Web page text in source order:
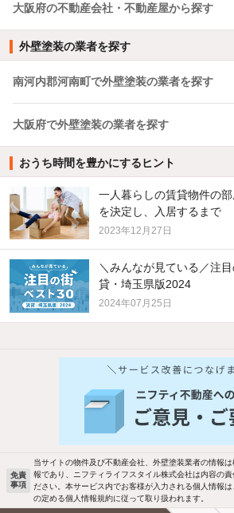
大阪府の不動産会社・不動産屋から探す
外壁塗装の業者を探す
南河内郡河南町で外壁塗装の業者を探す
大阪府で外壁塗装の業者を探す
おうち時間を豊かにするヒント
一人暮らしの賃貸物件の
を決定し、入居するまで
2023年12月27日
＼みんなが見ている／注
貸・埼玉県版2024
2024年07月25日
バス・トイレ別 2
洗濯機置場あり 独
新着物件メール
検索中の条件の新着物件情報をいち
お知らせします
新着メール通知を
免責
事項
当サイトの物件及び不動産会社、外壁塗装業者の情報
報であり、ニフティライフスタイル株式会社は内容の
ださい。本サービス内でお客様が入力される個人情報
の定める個人情報規約に従って取り扱われます。